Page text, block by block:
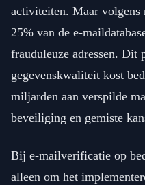
activiteiten. Maar volgens
25% van de e-
frauduleuze adressen. Dit
gegevenskwaliteit kost
miljarden aan verspilde
beveiliging en gemiste
Bij e-mailverificatie op
alleen om het